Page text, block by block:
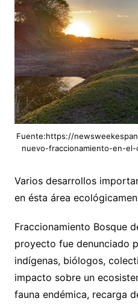
Fuente:https://
nuevo-fraccionamiento-en-
Varios desarrollos
en ésta área
Fraccionamiento Bosque
proyecto fue denunciado
indígenas, biólogos,
impacto sobre un
fauna endémica, recarga